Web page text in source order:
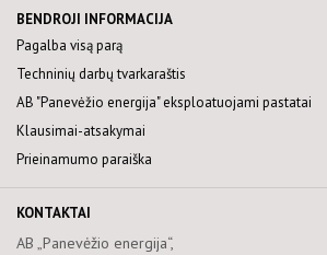
BENDROJI INFORMACIJA
Pagalba visą parą
Techninių darbų tvarkaraštis
AB "Panevėžio energija" eksploatuojami pastatai
Klausimai-atsakymai
Prieinamumo paraiška
KONTAKTAI
AB „Panevėžio energija“,